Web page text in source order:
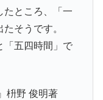
たところ、「一
たそうです。
「五四時間」で
枡野 俊明著